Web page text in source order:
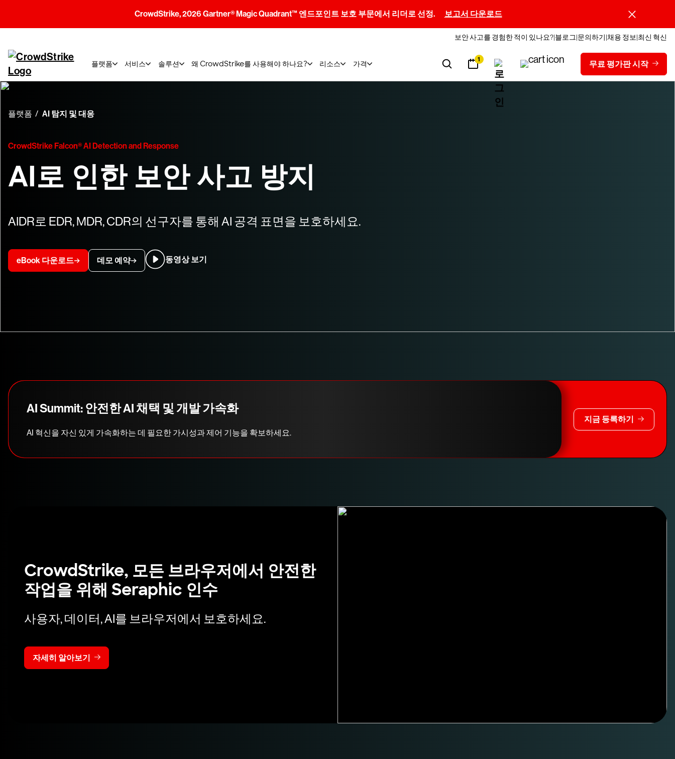
CrowdStrike, 2026 Gartner® Magic Quadrant™ 엔드포인트 보호 부문에서 리더로 선정. 보고서 다운로드
보안 사고를 경험한 적이 있나요? 블로그 문의하기 채용 정보 최신 혁신
플랫폼 서비스 솔루션 왜 CrowdStrike를 사용해야 하나요? 리소스 가격 1 무료 평가판 시작
플랫폼 AI 탐지 및 대응
CrowdStrike Falcon® AI Detection and Response
AI로 인한 보안 사고 방지
AIDR로 EDR, MDR, CDR의 선구자를 통해 AI 공격 표면을 보호하세요.
eBook 다운로드 데모 예약 동영상 보기
AI Summit: 안전한 AI 채택 및 개발 가속화
AI 혁신을 자신 있게 가속화하는 데 필요한 가시성과 제어 기능을 확보하세요.
지금 등록하기
CrowdStrike, 모든 브라우저에서 안전한
작업을 위해 Seraphic 인수
사용자, 데이터, AI를 브라우저에서 보호하세요.
자세히 알아보기